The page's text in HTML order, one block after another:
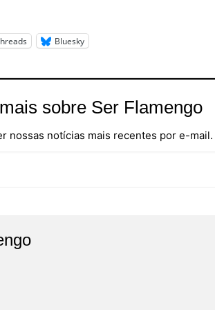
Bluesky
sobre Ser Flamengo
nossas notícias mais recentes por e-mail.